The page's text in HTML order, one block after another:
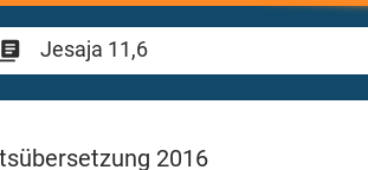
11 2016